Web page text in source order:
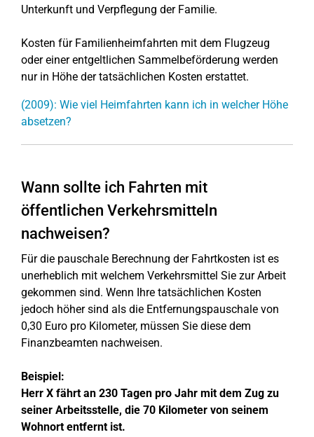
Unterkunft und Verpflegung der Familie.
Kosten für Familienheimfahrten mit dem Flugzeug
oder einer entgeltlichen Sammelbeförderung werden
nur in Höhe der tatsächlichen Kosten erstattet.
(2009): Wie viel Heimfahrten kann ich in welcher Höhe
absetzen?
Wann sollte ich Fahrten mit
öffentlichen Verkehrsmitteln
nachweisen?
Für die pauschale Berechnung der Fahrtkosten ist es
unerheblich mit welchem Verkehrsmittel Sie zur Arbeit
gekommen sind. Wenn Ihre tatsächlichen Kosten
jedoch höher sind als die Entfernungspauschale von
0,30 Euro pro Kilometer, müssen Sie diese dem
Finanzbeamten nachweisen.
Beispiel:
Herr X fährt an 230 Tagen pro Jahr mit dem Zug zu
seiner Arbeitsstelle, die 70 Kilometer von seinem
Wohnort entfernt ist.